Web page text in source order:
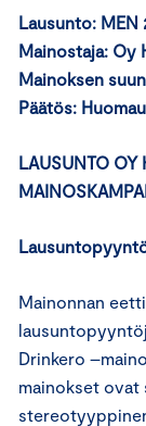
Lausunto: MEN
Mainostaja: Oy
Mainoksen
Päätös:
LAUSUNTO OY
Mainonnan
Drinkero
mainokset ovat